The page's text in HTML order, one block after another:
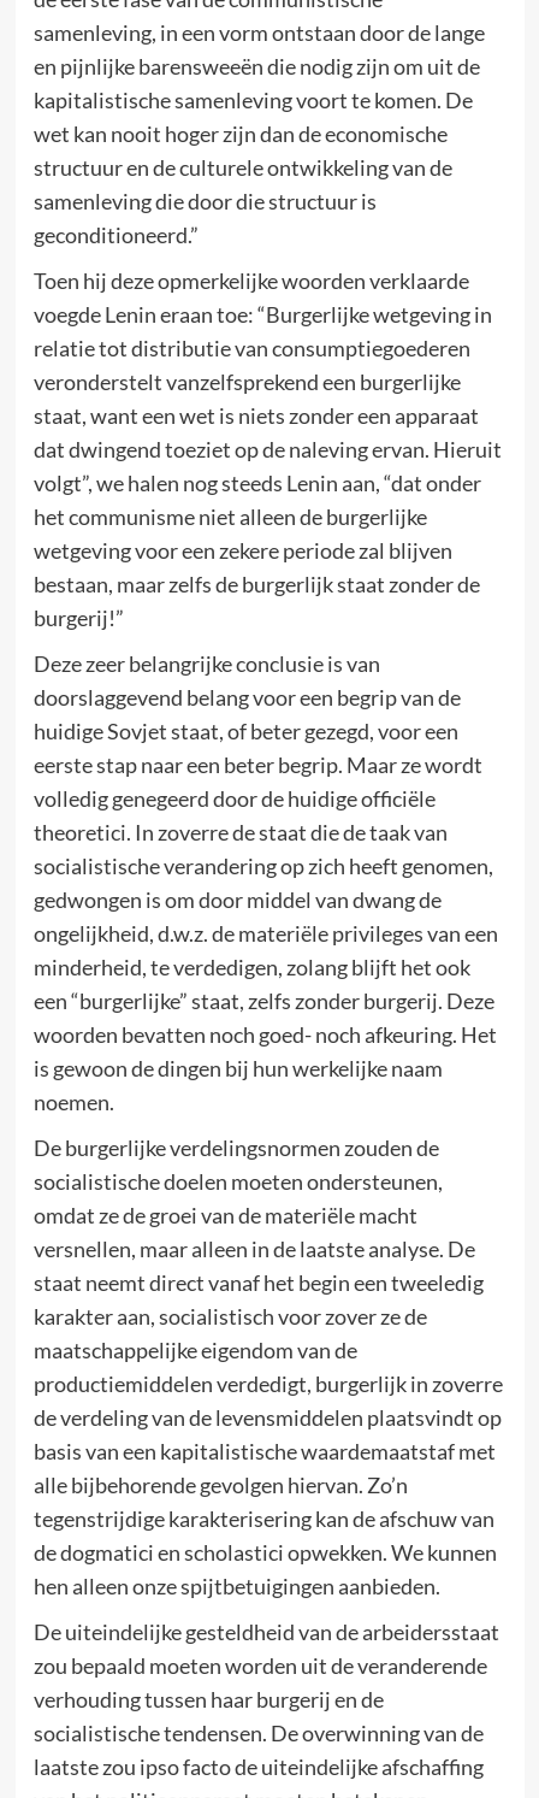
samenleving, in een vorm ontstaan door de lange
en pijnlijke barensweeën die nodig zijn om uit de
kapitalistische samenleving voort te komen. De
wet kan nooit hoger zijn dan de economische
structuur en de culturele ontwikkeling van de
samenleving die door die structuur is
geconditioneerd.”
Toen hij deze opmerkelijke woorden verklaarde
voegde Lenin eraan toe: “Burgerlijke wetgeving in
relatie tot distributie van consumptiegoederen
veronderstelt vanzelfsprekend een burgerlijke
staat, want een wet is niets zonder een apparaat
dat dwingend toeziet op de naleving ervan. Hieruit
volgt”, we halen nog steeds Lenin aan, “dat onder
het communisme niet alleen de burgerlijke
wetgeving voor een zekere periode zal blijven
bestaan, maar zelfs de burgerlijk staat zonder de
burgerij!”
Deze zeer belangrijke conclusie is van
doorslaggevend belang voor een begrip van de
huidige Sovjet staat, of beter gezegd, voor een
eerste stap naar een beter begrip. Maar ze wordt
volledig genegeerd door de huidige officiële
theoretici. In zoverre de staat die de taak van
socialistische verandering op zich heeft genomen,
gedwongen is om door middel van dwang de
ongelijkheid, d.w.z. de materiële privileges van een
minderheid, te verdedigen, zolang blijft het ook
een “burgerlijke” staat, zelfs zonder burgerij. Deze
woorden bevatten noch goed- noch afkeuring. Het
is gewoon de dingen bij hun werkelijke naam
noemen.
De burgerlijke verdelingsnormen zouden de
socialistische doelen moeten ondersteunen,
omdat ze de groei van de materiële macht
versnellen, maar alleen in de laatste analyse. De
staat neemt direct vanaf het begin een tweeledig
karakter aan, socialistisch voor zover ze de
maatschappelijke eigendom van de
productiemiddelen verdedigt, burgerlijk in zoverre
de verdeling van de levensmiddelen plaatsvindt op
basis van een kapitalistische waardemaatstaf met
alle bijbehorende gevolgen hiervan. Zo’n
tegenstrijdige karakterisering kan de afschuw van
de dogmatici en scholastici opwekken. We kunnen
hen alleen onze spijtbetuigingen aanbieden.
De uiteindelijke gesteldheid van de arbeidersstaat
zou bepaald moeten worden uit de veranderende
verhouding tussen haar burgerij en de
socialistische tendensen. De overwinning van de
laatste zou ipso facto de uiteindelijke afschaffing